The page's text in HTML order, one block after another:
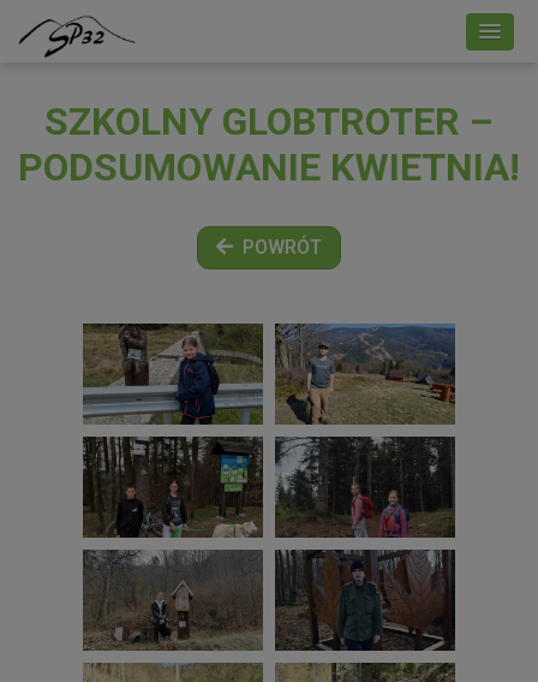
SZKOLNY GLOBTROTER –
PODSUMOWANIE KWIETNIA!
POWRÓT